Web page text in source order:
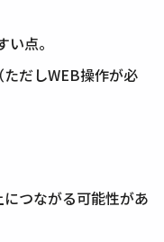
点。
だしWEB操作が必
つながる可能性があ